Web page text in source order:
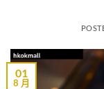
01
8 月